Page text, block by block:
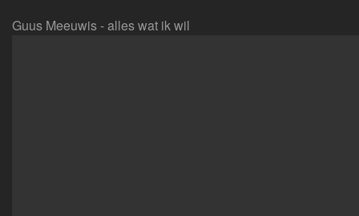
Guus Meeuwis - alles wat ik wil